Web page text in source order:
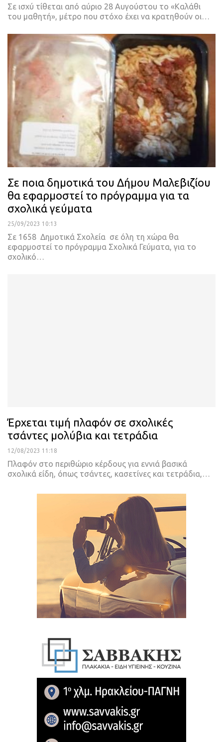
Σε ισχύ τίθεται από αύριο 28 Αυγούστου το «Καλάθι
του μαθητή», μέτρο που στόχο έχει να κρατηθούν οι…
Σε ποια δημοτικά του Δήμου Μαλεβιζίου
θα εφαρμοστεί το πρόγραμμα για τα
σχολικά γεύματα
25/09/2023 10:13
Σε 1658 Δημοτικά Σχολεία σε όλη τη χώρα θα
εφαρμοστεί το πρόγραμμα Σχολικά Γεύματα, για το
σχολικό…
Έρχεται τιμή πλαφόν σε σχολικές
τσάντες μολύβια και τετράδια
12/08/2023 11:18
Πλαφόν στο περιθώριο κέρδους για εννιά βασικά
σχολικά είδη, όπως τσάντες, κασετίνες και τετράδια,…